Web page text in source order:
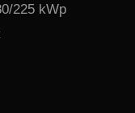
225 kWp